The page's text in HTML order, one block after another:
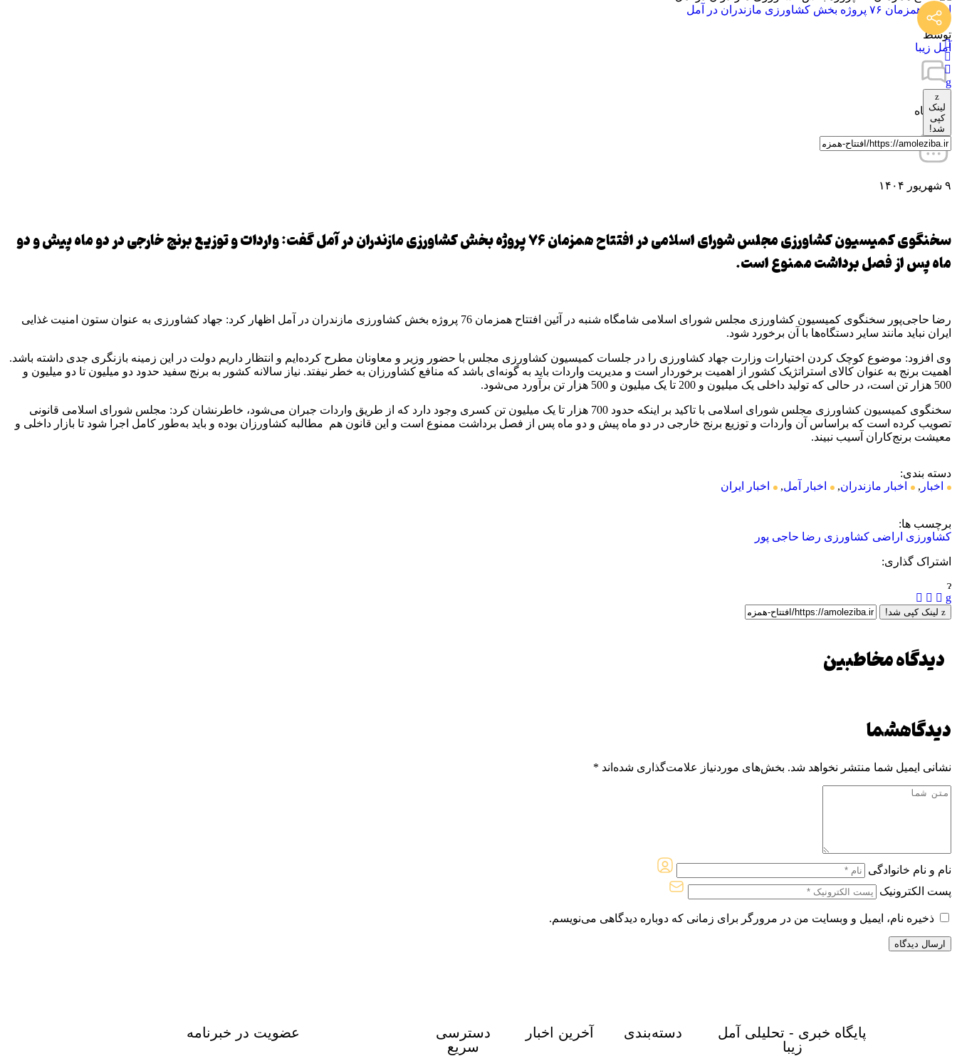
لینک
کپی
شد!
افتتاح همزمان ۷۶ پروژه بخش کشاورزی مازندران در آمل
توسط
آمل زیبا
۹ شهریور ۱۴۰۴
سخنگوی کمیسیون کشاورزی مجلس شورای اسلامی در افتتاح همزمان ۷۶ پروژه بخش کشاورزی مازندران در آمل گفت: واردات و توزیع برنج خارجی در دو ماه پیش و دو
ماه پس از فصل برداشت ممنوع است.
رضا حاجی‌پور سخنگوی کمیسیون کشاورزی مجلس شورای اسلامی شامگاه شنبه در آئین افتتاح همزمان 76 پروژه بخش کشاورزی مازندران در آمل اظهار کرد: جهاد کشاورزی به عنوان ستون امنیت غذایی
ایران نباید مانند سایر دستگاه‌ها با آن برخورد شود.
وی افزود: موضوع کوچک کردن اختیارات وزارت جهاد کشاورزی را در جلسات کمیسیون کشاورزی مجلس با حضور وزیر و معاونان مطرح کرده‌ایم و انتظار داریم دولت در این زمینه بازنگری جدی داشته باشد.
اهمیت برنج به عنوان کالای استراتژیک کشور از اهمیت برخوردار است و مدیریت واردات باید به گونه‌ای باشد که منافع کشاورزان به خطر نیفتد. نیاز سالانه کشور به برنج سفید حدود دو میلیون تا دو میلیون و
500 هزار تن است، در حالی که تولید داخلی یک میلیون و 200 تا یک میلیون و 500 هزار تن برآورد می‌شود.
سخنگوی کمیسیون کشاورزی مجلس شورای اسلامی با تاکید بر اینکه حدود 700 هزار تا یک میلیون تن کسری وجود دارد که از طریق واردات جبران می‌شود، خاطرنشان کرد: مجلس شورای اسلامی قانونی
تصویب کرده است که براساس آن واردات و توزیع برنج خارجی در دو ماه پیش و دو ماه پس از فصل برداشت ممنوع است و این قانون هم مطالبه کشاورزان بوده و باید به‌طور کامل اجرا شود تا بازار داخلی و
معیشت برنج‌کاران آسیب نبیند.
دسته بندی:
اخبار , اخبار مازندران, اخبار آمل, اخبار ایران
برچسب ها:
کشاورزی اراضی کشاورزی رضا حاجی پور
اشتراک گذاری:
لینک کپی شد!
دیدگاه مخاطبین
دیدگاهشما
نشانی ایمیل شما منتشر نخواهد شد. بخش‌های موردنیاز علامت‌گذاری شده‌اند *
نام و نام خانوادگی
پست الکترونیک
ذخیره نام، ایمیل و وبسایت من در مرورگر برای زمانی که دوباره دیدگاهی می‌نویسم.
پایگاه خبری - تحلیلی آمل
زیبا
دسته‌بندی آخرین اخبار
دسترسی
سریع
عضویت در خبرنامه